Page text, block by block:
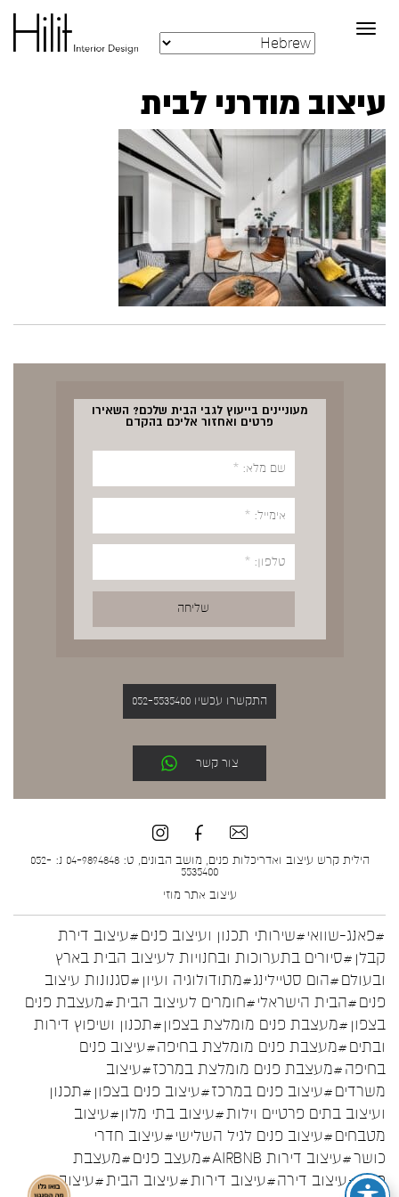
Toggle
navigation
עיצוב מודרני לבית
מעוניינים בייעוץ לגבי הבית שלכם? השאירו
פרטים ואחזור אליכם בהקדם
התקשרו עכשיו 052-5535400
צור קשר
הילית קרש עיצוב ואדריכלות פנים, מושב הבונים, ט: 04-9894848 נ: 052-
5535400
עיצוב אתר מוזי
#פאנג-שוואי#שירותי תכנון ועיצוב פנים#עיצוב דירת
קבלן #סיורים בתערוכות ובחנויות לעיצוב הבית בארץ
ובעולם#הום סטיילינג#מתודולוגיה ועיון #סגנונות עיצוב
פנים#הבית הישראלי#חומרים לעיצוב הבית#מעצבת פנים
בצפון #מעצבת פנים מומלצת בצפון#תכנון ושיפוץ דירות
ובתים#מעצבת פנים מומלצת בחיפה#עיצוב פנים
בחיפה#מעצבת פנים מומלצת במרכז#עיצוב
משרדים#עיצוב פנים במרכז#עיצוב פנים בצפון #תכנון
ועיצוב בתים פרטיים וילות#עיצוב בתי מלון#עיצוב
מטבחים#עיצוב פנים לגיל השלישי#עיצוב חדרי
כושר#עיצוב דירות AIRBNB #מעצב פנים#מעצבת
פנים#עיצוב דירה#עיצוב דירות#עיצוב הבית#עיצוב